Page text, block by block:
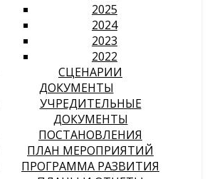
2025
2024
2023
2022
СЦЕНАРИИ
ДОКУМЕНТЫ
УЧРЕДИТЕЛЬНЫЕ
ДОКУМЕНТЫ
ПОСТАНОВЛЕНИЯ
ПЛАН МЕРОПРИЯТИЙ
ПРОГРАММА РАЗВИТИЯ